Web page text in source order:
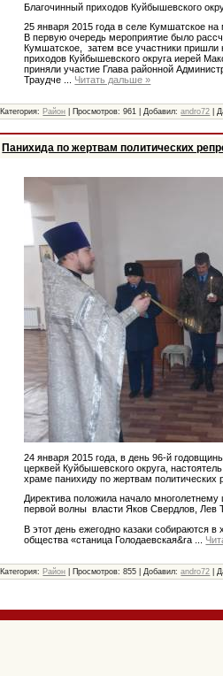
Благочинный приходов Куйбышевского
25 января 2015 года в селе Кумшатское
В первую очередь мероприятие было
Кумшатское, затем все участники
приходов Куйбышевского округа иерей
приняли участие Глава районной
Траудче
Читать дальше »
Категория: Район | Просмотров: 961 | Добавил:andro72 |
Панихида по жертвам политических
24 января 2015 года, в день 96-й
церквей Куйбышевского округа,
храме панихиду по жертвам политических
Директива положила начало
первой волны власти Яков Свердлов, Лев
В этот день ежегодно казаки собираются
общества «станица Голодаевская&ra
Категория: Район | Просмотров: 855 | Добавил:andro72 |